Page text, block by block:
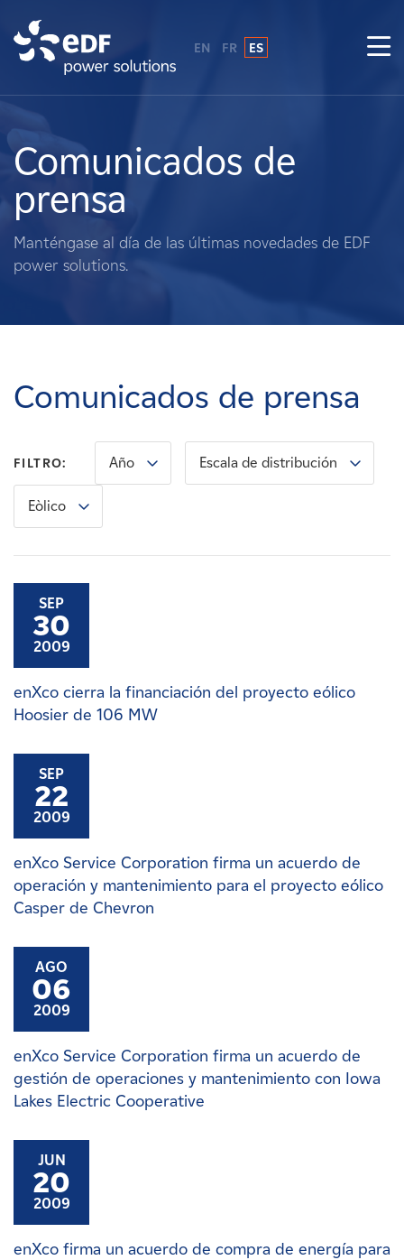
Sobre nosotros
Qué hacemos
Terratenientes
Carreras
Noticias
Contacte con
EN FR ES
Comunicados de
prensa
Manténgase al día de las últimas novedades de EDF
power solutions.
Comunicados de prensa
FILTRO: Año Escala de distribución
Eòlico
SEP
30
2009
enXco cierra la financiación del proyecto eólico
Hoosier de 106 MW
SEP
22
2009
enXco Service Corporation firma un acuerdo de
operación y mantenimiento para el proyecto eólico
Casper de Chevron
AGO
06
2009
enXco Service Corporation firma un acuerdo de
gestión de operaciones y mantenimiento con Iowa
Lakes Electric Cooperative
JUN
20
2009
enXco firma un acuerdo de compra de energía para